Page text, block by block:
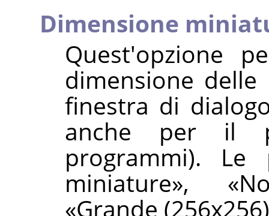
Dimensione
Quest'opzione
dimensione
finestra di
anche per il
programmi).
miniature», «
«Grande (256x256)